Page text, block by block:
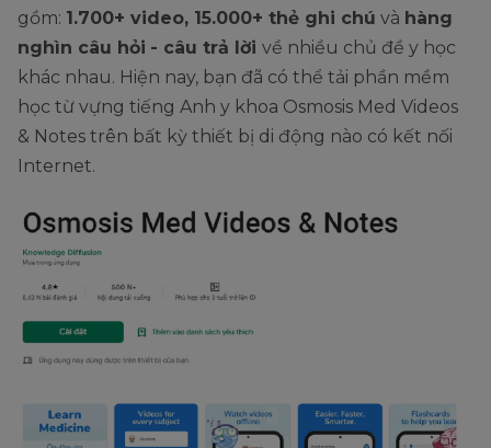
gồm: 1.700+ video, 15.000+ thẻ ghi chú và hàng
nghìn câu hỏi - câu trả lời về nhiều chủ đề y học
khác nhau. Hiện nay, bạn đã có thể tải phần mềm
học từ vựng tiếng Anh y khoa Osmosis Med Videos
& Notes trên bất kỳ thiết bị di động nào có kết nối
Internet.